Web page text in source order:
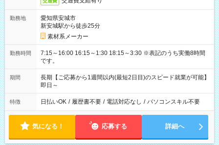
勤務地
愛知県安城市
新安城駅から徒歩25分
素材系メーカー
勤務時間
7:15～16:00 16:15～1:30 18:15～3:30 ※表記のうち実働8時間
です。
期間
長期【ご応募から1週間以内(最短2日目)のスピード就業が可能】
即日～
特徴 日払いOK / 履歴書不要 / 電話対応なし / パソコンスキル不要
気になる！ 応募する 詳細へ